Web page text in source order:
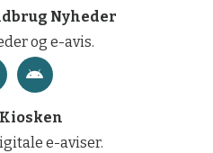
Nyheder
og e-avis.
e-aviser.